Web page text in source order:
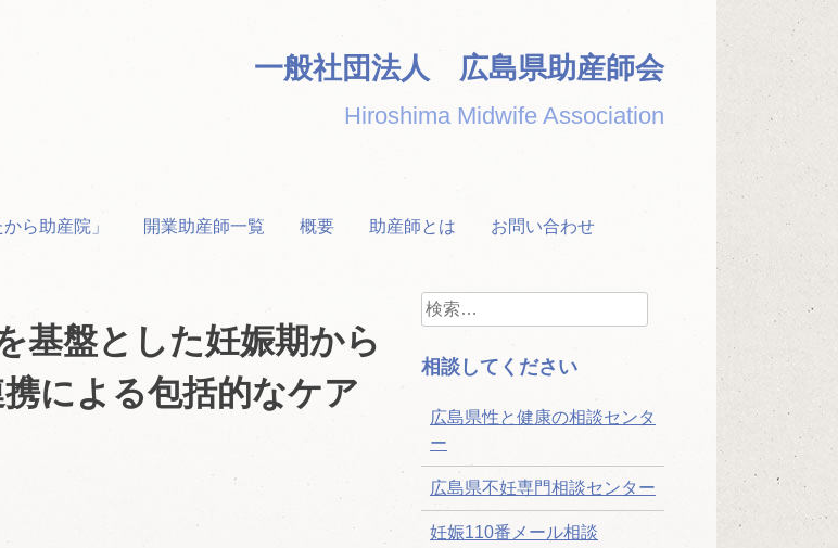
一般社団法人 広島県助産師会
Hiroshima Midwife Association
から助産院」 開業助産師一覧 概要 助産師とは お問い合わせ
盤とした妊娠期から
による包括的なケア
検
索:
相談してください
広島県性と健康の相談センタ
ー
広島県不妊専門相談センター
妊娠110番メール相談